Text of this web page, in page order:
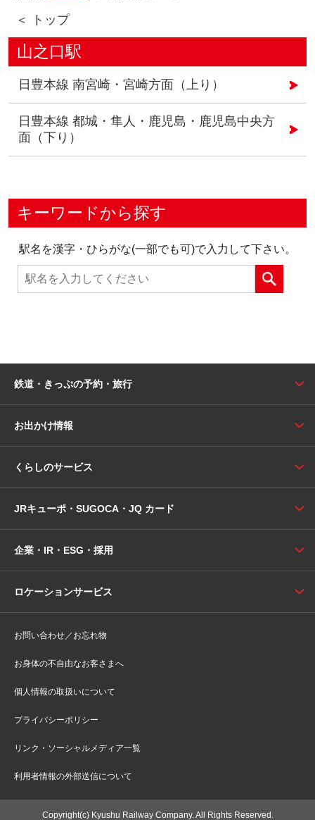
＜ トップ
山之口駅
日豊本線 南宮崎・宮崎方面（上り）
日豊本線 都城・隼人・鹿児島・鹿児島中央方
面（下り）
キーワードから探す
駅名を漢字・ひらがな(一部でも可)で入力して下さい。
鉄道・きっぷの予約・旅行
お出かけ情報
くらしのサービス
JRキューポ・SUGOCA・JQ カード
企業・IR・ESG・採用
ロケーションサービス
お問い合わせ／お忘れ物
お身体の不自由なお客さまへ
個人情報の取扱いについて
プライバシーポリシー
リンク・ソーシャルメディア一覧
利用者情報の外部送信について
Copyright(c) Kyushu Railway Company. All Rights Reserved.